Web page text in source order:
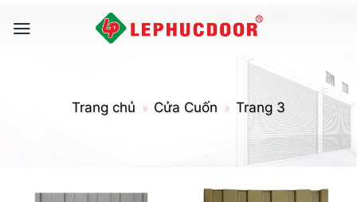
Trang chủ » Cửa Cuốn » Trang 3